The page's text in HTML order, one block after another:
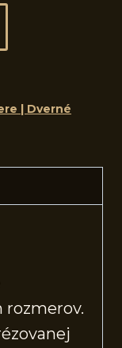
| Dverné
rozmerov.